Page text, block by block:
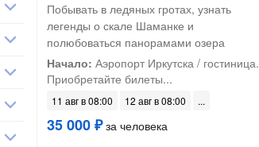
Побывать в ледяных гротах, узнать
легенды о скале Шаманке и
полюбоваться панорамами озера
Начало: Аэропорт Иркутска / гостиница.
Приобретайте билеты...
11 авг в 08:00 12 авг в 08:00
35 000 ₽за человека